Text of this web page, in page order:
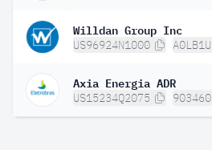
Willdan Group Inc
US96924N1000 A0LB1U
Axia Energia ADR
US15234Q2075 903460